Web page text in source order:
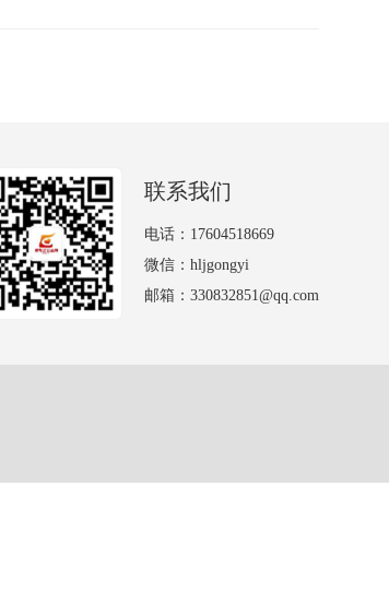
联系我们
电话：17604518669
微信：hljgongyi
邮箱：330832851@qq.com